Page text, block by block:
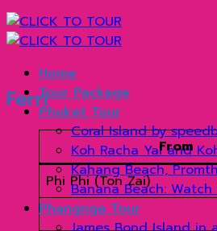
Home
Tour Package
Phuket Tour
Coral Island by
Koh Racha Yai and
Kahang Beach,
Banana Beach:
Phangnga Tour
Ferri
From
Phi Phi (Ton Zai)